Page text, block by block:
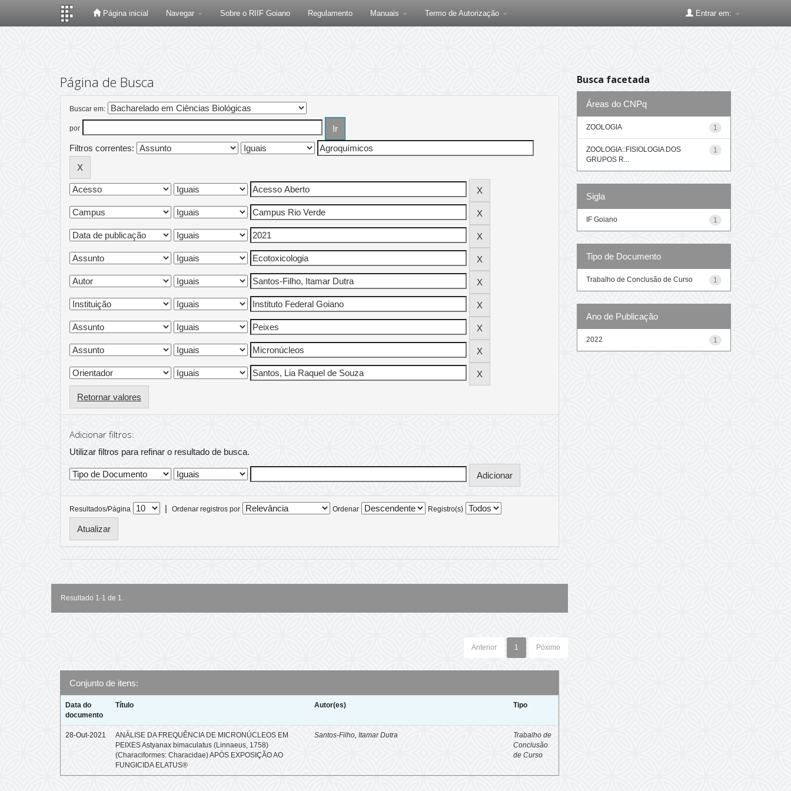
Página inicial Navegar Sobre o RIIF Goiano Regulamento Manuais Termo de Autorização Entrar em:
Página de Busca
Buscar em:
por
Filtros correntes:
Retornar valores
Adicionar filtros:
Utilizar filtros para refinar o resultado de busca.
Resultados/Página | Ordenar registros por Ordenar Registro(s)
Resultado 1-1 de 1.
Anterior 1 Póximo
Conjunto de itens:
Data do
documento
Título Autor(es) Tipo
28-Out-2021
ANÁLISE DA FREQUÊNCIA DE MICRONÚCLEOS EM
PEIXES Astyanax bimaculatus (Linnaeus, 1758)
(Characiformes: Characidae) APÓS EXPOSIÇÃO AO
FUNGICIDA ELATUS®
Santos-Filho, Itamar Dutra
Trabalho de
Conclusão
de Curso
Busca facetada
Áreas do CNPq
1
ZOOLOGIA
1
ZOOLOGIA::FISIOLOGIA DOS
GRUPOS R...
Sigla
1
IF Goiano
Tipo de Documento
1
Trabalho de Conclusão de Curso
Ano de Publicação
1
2022